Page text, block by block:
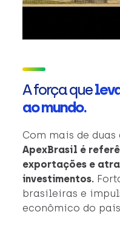
A força que
ao mundo.
Com mais de
ApexBrasil é
exportações e
investimentos.
brasileiras e
econômico do